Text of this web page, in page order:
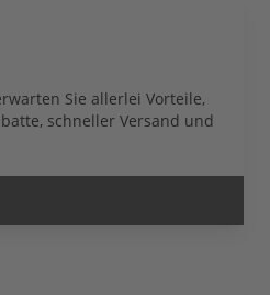
Sie allerlei Vorteile,
schneller Versand und